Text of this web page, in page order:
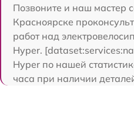
Позвоните и наш мастер
Красноярске
работ над
Нyper.
Нyper по нашей
часа при наличии